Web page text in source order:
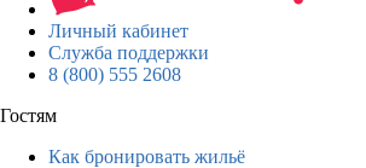
Личный кабинет
Служба поддержки
8 (800) 555 2608
Гостям
Как бронировать жильё